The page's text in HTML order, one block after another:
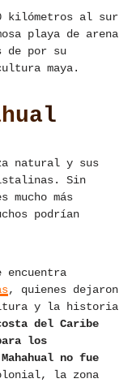
kilómetros al sur
playa de arena
de por su
maya.
natural y sus
Sin
más
podrían
encuentra
, quienes dejaron
y la historia
del Caribe
los
no fue
la zona